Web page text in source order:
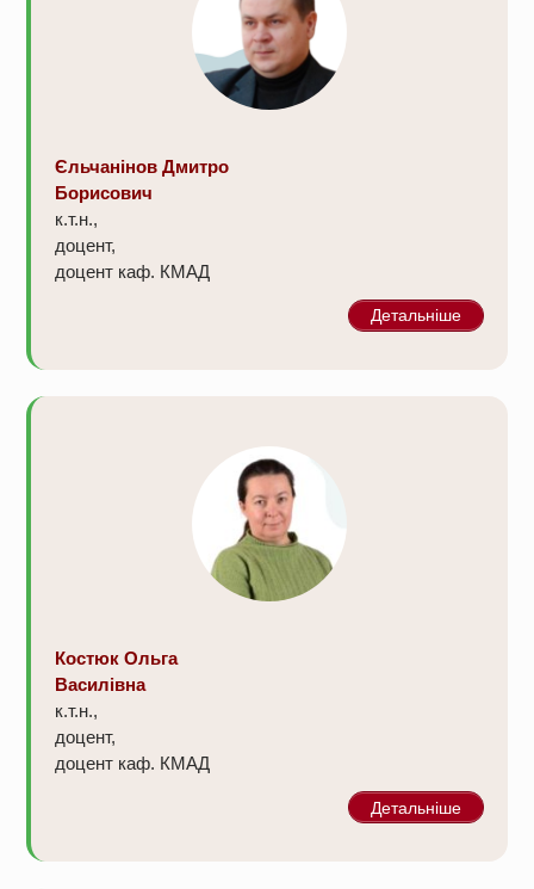
Єльчанінов Дмитро
Борисович
к.т.н.,
доцент,
доцент каф. КМАД
Детальніше
Костюк Ольга
Василівна
к.т.н.,
доцент,
доцент каф. КМАД
Детальніше